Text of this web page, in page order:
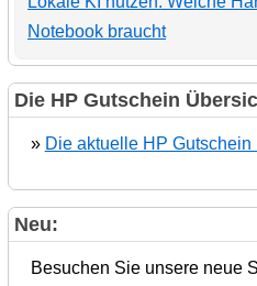
Notebook braucht
Die HP Gutschein
» Die aktuelle HP Gutschein
Neu:
Besuchen Sie unsere neue